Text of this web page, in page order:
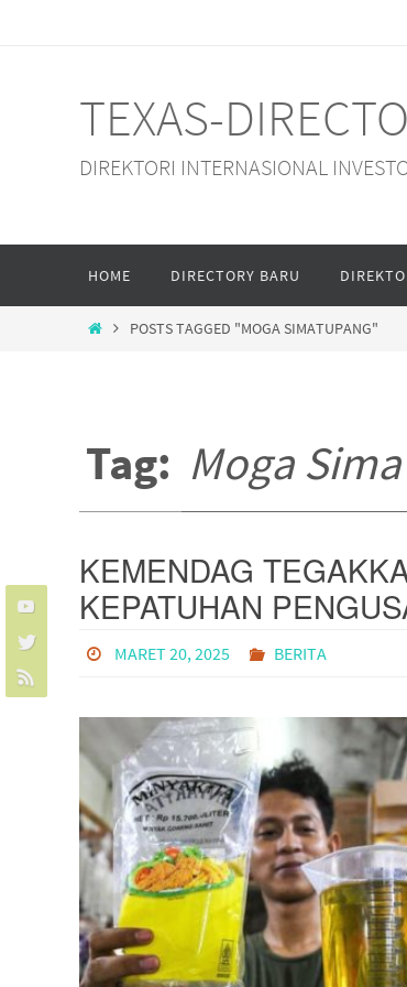
TEXAS-
DIREKTORI INTERNASIONAL
content
HOME DIRECTORY BARU
HOMEPOSTS TAGGED "MOGA SIMATUPANG"
Tag: Moga
KEMENDAG
KEPATUHAN
MINYAKITA DENGAN
TERJADI
MARET 20, 2025 BERITA